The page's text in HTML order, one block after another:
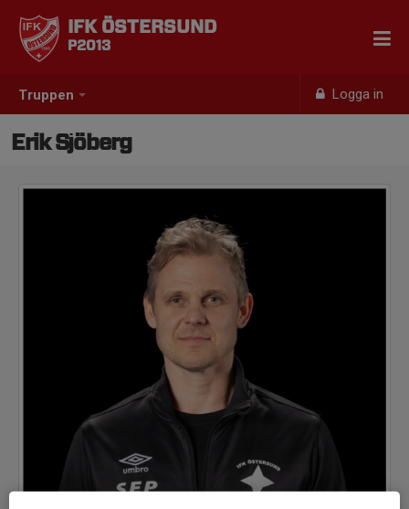
Truppen Logga in
IFK ÖSTERSUND
P2013
Erik Sjöberg